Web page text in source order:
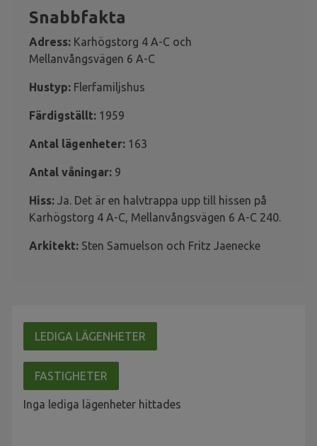
Snabbfakta
Adress: Karhögstorg 4 A-C och
Mellanvångsvägen 6 A-C
Hustyp: Flerfamiljshus
Färdigställt: 1959
Antal lägenheter: 163
Antal våningar: 9
Hiss: Ja. Det är en halvtrappa upp till hissen på
Karhögstorg 4 A-C, Mellanvångsvägen 6 A-C 240.
Arkitekt: Sten Samuelson och Fritz Jaenecke
LEDIGA LÄGENHETER
FASTIGHETER
Inga lediga lägenheter hittades